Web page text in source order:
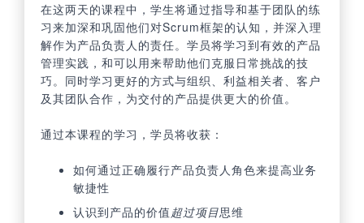
在这两天的课程中，学生将通过指导和基于团队的练
习来加深和巩固他们对Scrum框架的认知，并深入理
解作为产品负责人的责任。学员将学习到有效的产品
管理实践，和可以用来帮助他们克服日常挑战的技
巧。同时学习更好的方式与组织、利益相关者、客户
及其团队合作，为交付的产品提供更大的价值。
通过本课程的学习，学员将收获：
如何通过正确履行产品负责人角色来提高业务
敏捷性
认识到产品的价值超过项目思维